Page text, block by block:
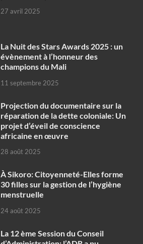
27 avril 2025
‎La Nuit des Stars Awards 2025 : un
évènement à l’honneur des
champions du Mali
11 septembre 2025
Projection du documentaire sur la
réparation de la dette coloniale: Un
projet d’éveil de conscience
africaine en œuvre‎
28 août 2025
À Sikoro: Citoyenneté-Elles forme
30 filles sur la gestion de l’hygiène
menstruelle
24 août 2025
La 12 ème Session du Conseil